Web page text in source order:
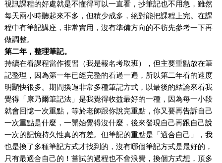
視訊課程的好處就是不懂得可以一直看，抄筆記也不用急，雖然
每天兩小時聽起來不多，但積少成多，絕對能把課程上完。在課
程中有筆記講座，非常實用，沒有準備方向的不彷先參考一下再
做調整。
第二年，整理筆記。
持續在看課程當作複習（我是報名考取班），但主要重點放在筆
記整理，因為第一年已經完整的看過一遍，所以第二年看的速度
明顯快很多。期間換過非常多種筆記方式，以最後的結論來看我
覺得「康乃爾筆記法」是我覺得收益最好的一種，因為每一小段
就會回憶一次重點，等於老師跟你說完重點，你又要再告訴自己
一次重點是什麼，一開始覺得沒什麼，後來發現自己再跟自己說
一次的記憶持久性真的有差。但筆記的重點是「適合自己」，我
也是換了多種筆記方式才找到的，沒有哪個筆記方式是最好的，
只有最適合自己的！嘗試的過程也不會浪費，換個方式想，頂多